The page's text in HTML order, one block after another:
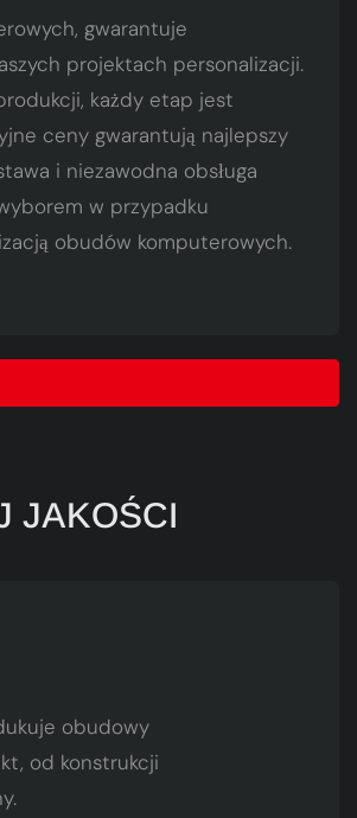
gwarantuje
projektach personalizacji.
każdy etap jest
ceny gwarantują najlepszy
i niezawodna obsługa
w przypadku
obudów komputerowych.
JAKOŚCI
obudowy
od konstrukcji